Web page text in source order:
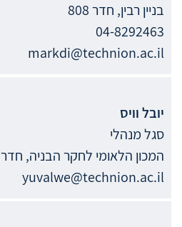
בניין רבין, חדר 808
04-8292463
markdi@technion.ac.il
יובלוויס
סגל מנהלי
המכון הלאומי לחקר הבניה, חדר 234
yuvalwe@technion.ac.il